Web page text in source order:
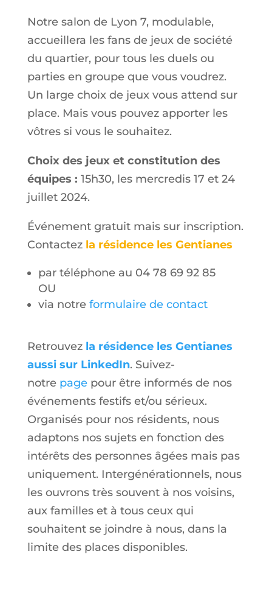
Notre salon de Lyon 7, modulable,
accueillera les fans de jeux de société
du quartier, pour tous les duels ou
parties en groupe que vous voudrez.
Un large choix de jeux vous attend sur
place. Mais vous pouvez apporter les
vôtres si vous le souhaitez.
Choix des jeux et constitution des
équipes : 15h30, les mercredis 17 et 24
juillet 2024.
Événement gratuit mais sur inscription.
Contactez la résidence les Gentianes
par téléphone au 04 78 69 92 85
OU
via notre formulaire de contact
Retrouvez la résidence les Gentianes
aussi sur LinkedIn. Suivez-
notre pagepour être informés de nos
événements festifs et/ou sérieux.
Organisés pour nos résidents, nous
adaptons nos sujets en fonction des
intérêts des personnes âgées mais pas
uniquement. Intergénérationnels, nous
les ouvrons très souvent à nos voisins,
aux familles et à tous ceux qui
souhaitent se joindre à nous, dans la
limite des places disponibles.